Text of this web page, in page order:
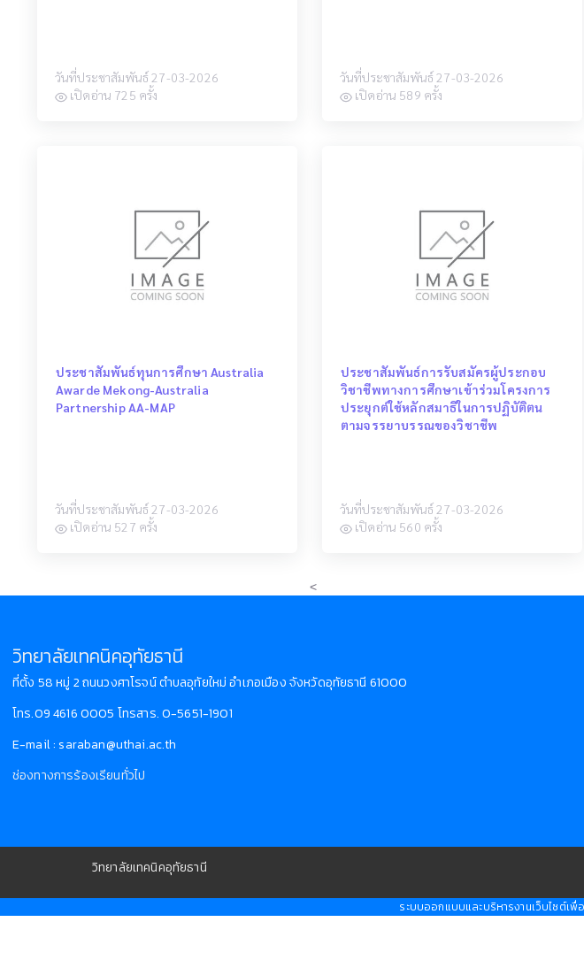
วันที่ประชาสัมพันธ์ 27-03-2026
เปิดอ่าน 725 ครั้ง
วันที่ประชาสัมพันธ์ 27-03-2026
เปิดอ่าน 589 ครั้ง
ประชาสัมพันธ์ทุนการศึกษา Australia
Awarde Mekong-Australia
Partnership AA-MAP
วันที่ประชาสัมพันธ์ 27-03-2026
เปิดอ่าน 527 ครั้ง
ประชาสัมพันธ์การรับสมัครผู้ประกอบ
วิชาชีพทางการศึกษาเข้าร่วมโครงการ
ประยุกต์ใช้หลักสมาธิในการปฏิบัติตน
ตามจรรยาบรรณของวิชาชีพ
วันที่ประชาสัมพันธ์ 27-03-2026
เปิดอ่าน 560 ครั้ง
<
วิทยาลัยเทคนิคอุทัยธานี
ที่ตั้ง 58 หมู่ 2 ถนนวงศาโรจน์ ตำบลอุทัยใหม่ อำเภอเมือง จังหวัดอุทัยธานี 61000
โทร.09 4616 0005 โทรสาร. 0-5651-1901
E-mail : saraban@uthai.ac.th
ช่องทางการร้องเรียนทั่วไป
วิทยาลัยเทคนิคอุทัยธานี
ระบบออกแบบและบริหารงานเว็บไซต์เ